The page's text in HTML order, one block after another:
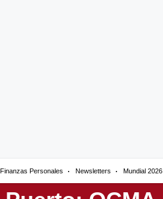
Finanzas Personales Newsletters Mundial 2026